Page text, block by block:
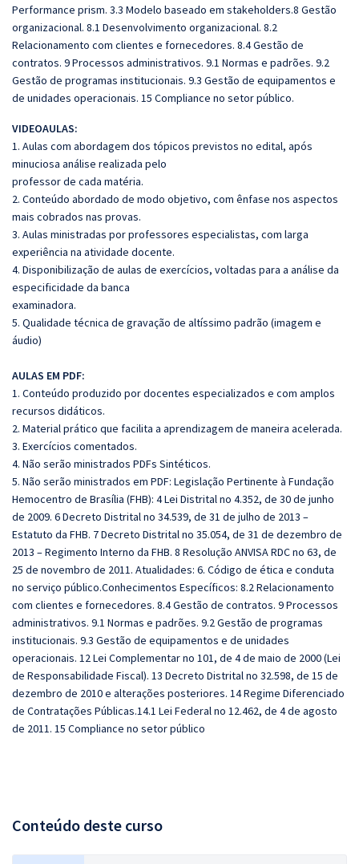
Performance prism. 3.3 Modelo baseado em stakeholders.8 Gestão
organizacional. 8.1 Desenvolvimento organizacional. 8.2
Relacionamento com clientes e fornecedores. 8.4 Gestão de
contratos. 9 Processos administrativos. 9.1 Normas e padrões. 9.2
Gestão de programas institucionais. 9.3 Gestão de equipamentos e
de unidades operacionais. 15 Compliance no setor público.
VIDEOAULAS:
1. Aulas com abordagem dos tópicos previstos no edital, após
minuciosa análise realizada pelo
professor de cada matéria.
2. Conteúdo abordado de modo objetivo, com ênfase nos aspectos
mais cobrados nas provas.
3. Aulas ministradas por professores especialistas, com larga
experiência na atividade docente.
4. Disponibilização de aulas de exercícios, voltadas para a análise da
especificidade da banca
examinadora.
5. Qualidade técnica de gravação de altíssimo padrão (imagem e
áudio)
AULAS EM PDF:
1. Conteúdo produzido por docentes especializados e com amplos
recursos didáticos.
2. Material prático que facilita a aprendizagem de maneira acelerada.
3. Exercícios comentados.
4. Não serão ministrados PDFs Sintéticos.
5. Não serão ministrados em PDF: Legislação Pertinente à Fundação
Hemocentro de Brasília (FHB): 4 Lei Distrital no 4.352, de 30 de junho
de 2009. 6 Decreto Distrital no 34.539, de 31 de julho de 2013 –
Estatuto da FHB. 7 Decreto Distrital no 35.054, de 31 de dezembro de
2013 – Regimento Interno da FHB. 8 Resolução ANVISA RDC no 63, de
25 de novembro de 2011. Atualidades: 6. Código de ética e conduta
no serviço público.Conhecimentos Específicos: 8.2 Relacionamento
com clientes e fornecedores. 8.4 Gestão de contratos. 9 Processos
administrativos. 9.1 Normas e padrões. 9.2 Gestão de programas
institucionais. 9.3 Gestão de equipamentos e de unidades
operacionais. 12 Lei Complementar no 101, de 4 de maio de 2000 (Lei
de Responsabilidade Fiscal). 13 Decreto Distrital no 32.598, de 15 de
dezembro de 2010 e alterações posteriores. 14 Regime Diferenciado
de Contratações Públicas.14.1 Lei Federal no 12.462, de 4 de agosto
de 2011. 15 Compliance no setor público
Conteúdo deste curso